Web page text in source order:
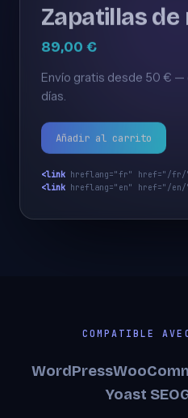
Zapatillas
89,00 €
Envío gratis desde 50 € —
días.
Añadir al carrito
<link hreflang="fr" href="/fr/
<link hreflang="en" href="/en/
COMPATIBLE
WordPress
Yoast SEO